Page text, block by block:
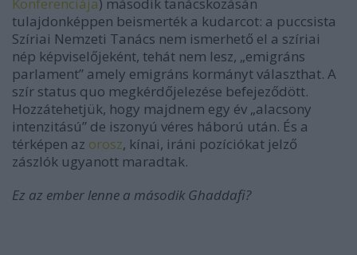
tulajdonképpen beismerték a kudarcot: a puccsista
Szíriai Nemzeti Tanács nem ismerhető el a szíriai
nép képviselőjeként, tehát nem lesz, „emigráns
parlament” amely emigráns kormányt választhat. A
szír status quo megkérdőjelezése befejeződött.
Hozzátehetjük, hogy majdnem egy év „alacsony
intenzitású” de iszonyú véres háború után. És a
térképen az orosz, kínai, iráni pozíciókat jelző
zászlók ugyanott maradtak.
Ez az ember lenne a második Ghaddafi?